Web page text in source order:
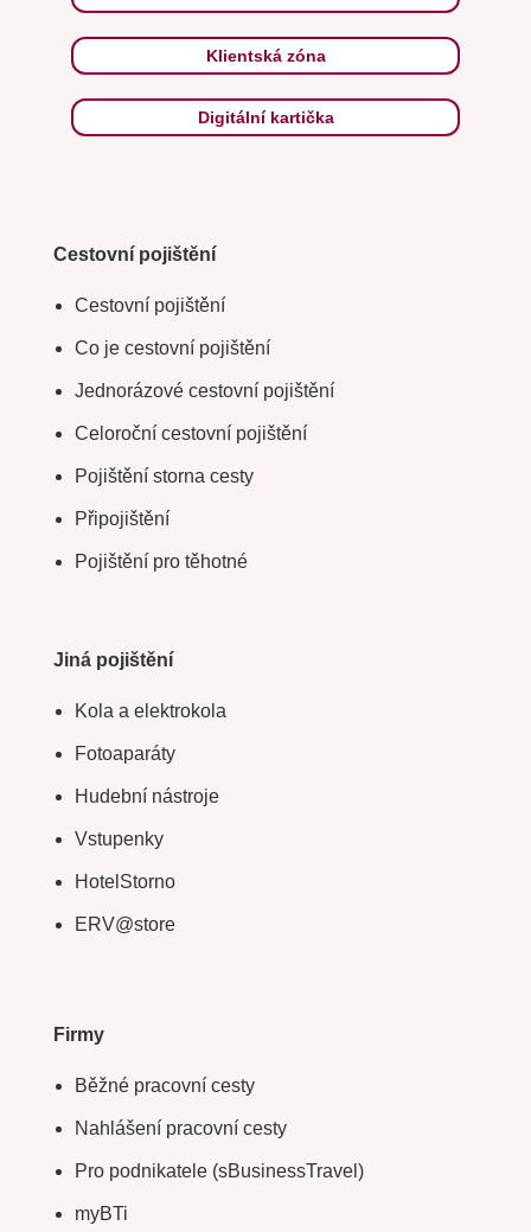
Klientská zóna
Digitální kartička
Cestovní pojištění
Cestovní pojištění
Co je cestovní pojištění
Jednorázové cestovní pojištění
Celoroční cestovní pojištění
Pojištění storna cesty
Připojištění
Pojištění pro těhotné
Jiná pojištění
Kola a elektrokola
Fotoaparáty
Hudební nástroje
Vstupenky
HotelStorno
ERV@store
Firmy
Běžné pracovní cesty
Nahlášení pracovní cesty
Pro podnikatele (sBusinessTravel)
myBTi